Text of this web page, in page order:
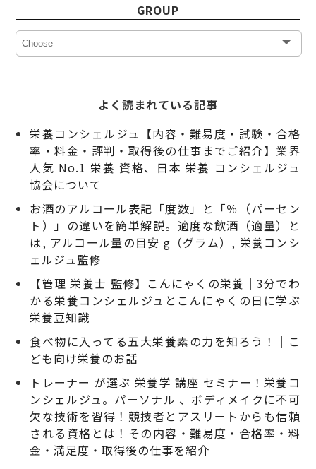
GROUP
よく読まれている記事
栄養コンシェルジュ【内容・難易度・試験・合格
率・料金・評判・取得後の仕事までご紹介】業界
人気 No.1 栄養 資格、日本 栄養 コンシェルジュ
協会について
お酒のアルコール表記「度数」と「％（パーセン
ト）」の違いを簡単解説。適度な飲酒（適量）と
は, アルコール量の目安 g（グラム）, 栄養コンシ
ェルジュ監修
【管理 栄養士 監修】こんにゃくの栄養｜3分でわ
かる栄養コンシェルジュとこんにゃくの日に学ぶ
栄養豆知識
食べ物に入ってる五大栄養素の力を知ろう！｜こ
ども向け栄養のお話
トレーナー が選ぶ 栄養学 講座 セミナー！栄養コ
ンシェルジュ。パーソナル 、ボディメイクに不可
欠な技術を習得！競技者とアスリートからも信頼
される資格とは！その内容・難易度・合格率・料
金・満足度・取得後の仕事を紹介